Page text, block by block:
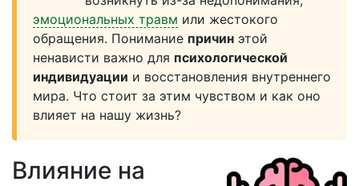
эмоциональных травм или жестокого
обращения. Понимание причин этой
ненависти важно для психологической
индивидуации и восстановления внутреннего
мира. Что стоит за этим чувством и как оно
влияет на нашу жизнь?
Влияние на